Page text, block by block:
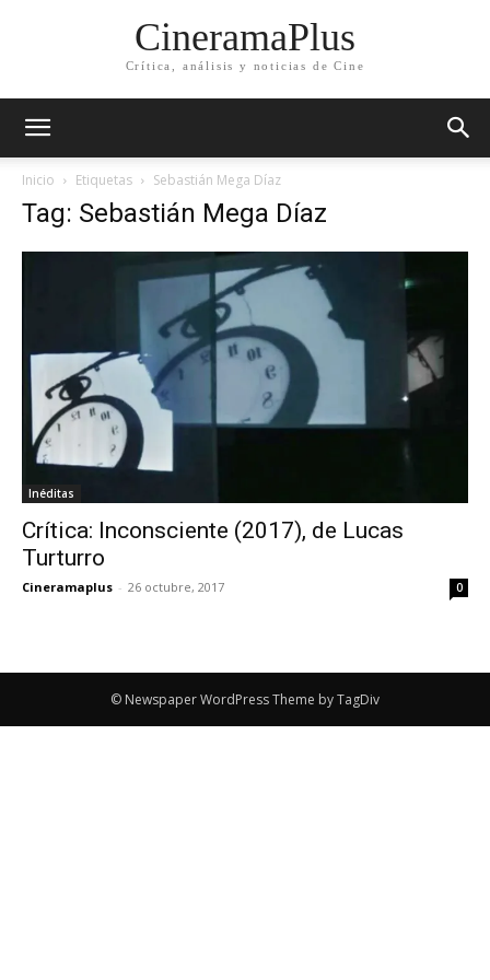
CineramaPlus
Crítica, análisis y noticias de Cine
Inicio Etiquetas Sebastián Mega Díaz
Tag: Sebastián Mega Díaz
Inéditas
Crítica: Inconsciente (2017), de Lucas
Turturro
Cineramaplus - 26 octubre, 2017 0
© Newspaper WordPress Theme by TagDiv